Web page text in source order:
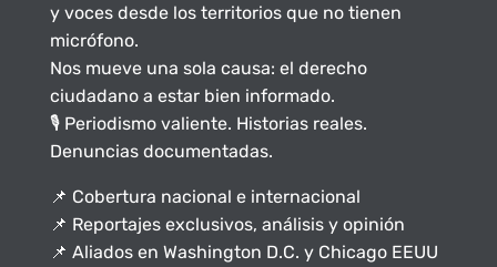
y voces desde los territorios que no tienen
micrófono.
Nos mueve una sola causa: el derecho
ciudadano a estar bien informado.
🎙️ Periodismo valiente. Historias reales.
Denuncias documentadas.
📌 Cobertura nacional e internacional
📌 Reportajes exclusivos, análisis y opinión
📌 Aliados en Washington D.C. y Chicago EEUU